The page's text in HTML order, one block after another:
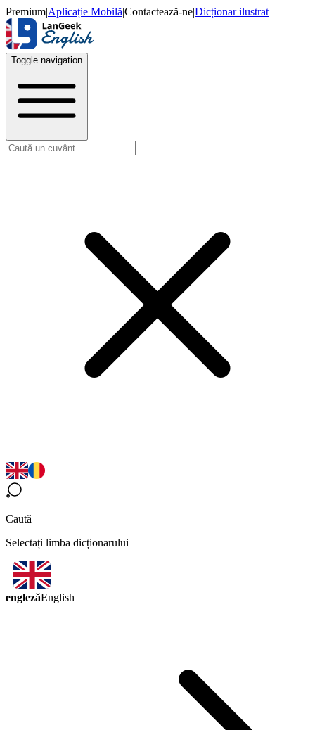
Premium|Aplicație Mobilă|Contactează-ne|Dicționar ilustrat
Toggle navigation
Caută
Selectați limba dicționarului
englezăEnglish